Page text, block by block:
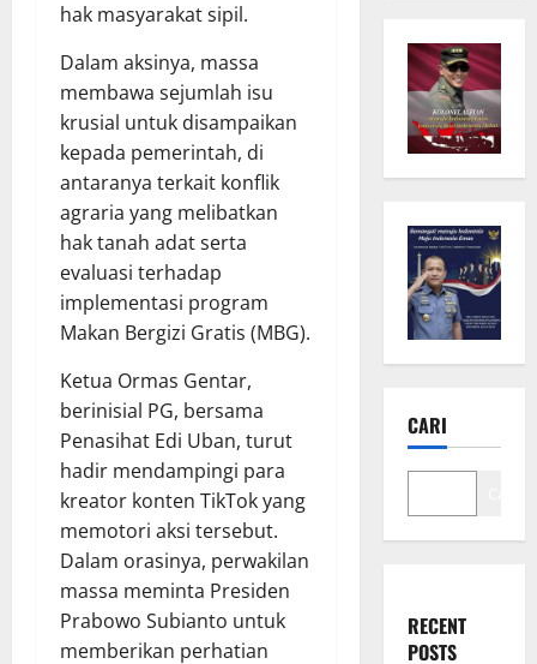
hak masyarakat sipil.
Dalam aksinya, massa
membawa sejumlah isu
krusial untuk disampaikan
kepada pemerintah, di
antaranya terkait konflik
agraria yang melibatkan
hak tanah adat serta
evaluasi terhadap
implementasi program
Makan Bergizi Gratis (MBG).
Ketua Ormas Gentar,
berinisial PG, bersama
Penasihat Edi Uban, turut
hadir mendampingi para
kreator konten TikTok yang
memotori aksi tersebut.
Dalam orasinya, perwakilan
massa meminta Presiden
Prabowo Subianto untuk
memberikan perhatian
CARI
RECENT
POSTS